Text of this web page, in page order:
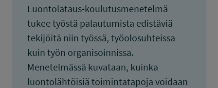
Luontolataus-koulutusmenetelmä
tukee työstä palautumista edistäviä
tekijöitä niin työssä, työolosuhteissa
kuin työn organisoinnissa.
Menetelmässä kuvataan, kuinka
luontolähtöisiä toimintatapoja voidaan